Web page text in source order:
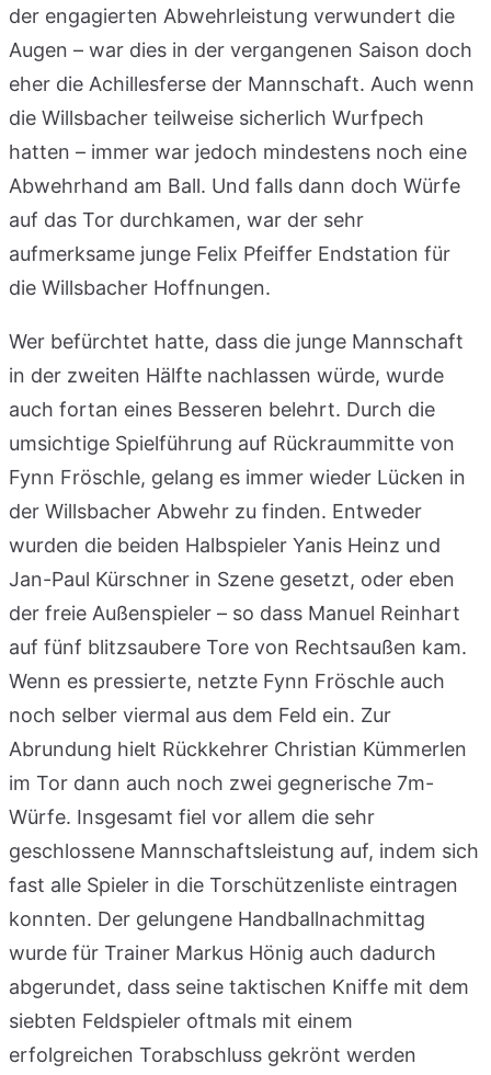
der engagierten Abwehrleistung verwundert die
Augen – war dies in der vergangenen Saison doch
eher die Achillesferse der Mannschaft. Auch wenn
die Willsbacher teilweise sicherlich Wurfpech
hatten – immer war jedoch mindestens noch eine
Abwehrhand am Ball. Und falls dann doch Würfe
auf das Tor durchkamen, war der sehr
aufmerksame junge Felix Pfeiffer Endstation für
die Willsbacher Hoffnungen.
Wer befürchtet hatte, dass die junge Mannschaft
in der zweiten Hälfte nachlassen würde, wurde
auch fortan eines Besseren belehrt. Durch die
umsichtige Spielführung auf Rückraummitte von
Fynn Fröschle, gelang es immer wieder Lücken in
der Willsbacher Abwehr zu finden. Entweder
wurden die beiden Halbspieler Yanis Heinz und
Jan-Paul Kürschner in Szene gesetzt, oder eben
der freie Außenspieler – so dass Manuel Reinhart
auf fünf blitzsaubere Tore von Rechtsaußen kam.
Wenn es pressierte, netzte Fynn Fröschle auch
noch selber viermal aus dem Feld ein. Zur
Abrundung hielt Rückkehrer Christian Kümmerlen
im Tor dann auch noch zwei gegnerische 7m-
Würfe. Insgesamt fiel vor allem die sehr
geschlossene Mannschaftsleistung auf, indem sich
fast alle Spieler in die Torschützenliste eintragen
konnten. Der gelungene Handballnachmittag
wurde für Trainer Markus Hönig auch dadurch
abgerundet, dass seine taktischen Kniffe mit dem
siebten Feldspieler oftmals mit einem
erfolgreichen Torabschluss gekrönt werden